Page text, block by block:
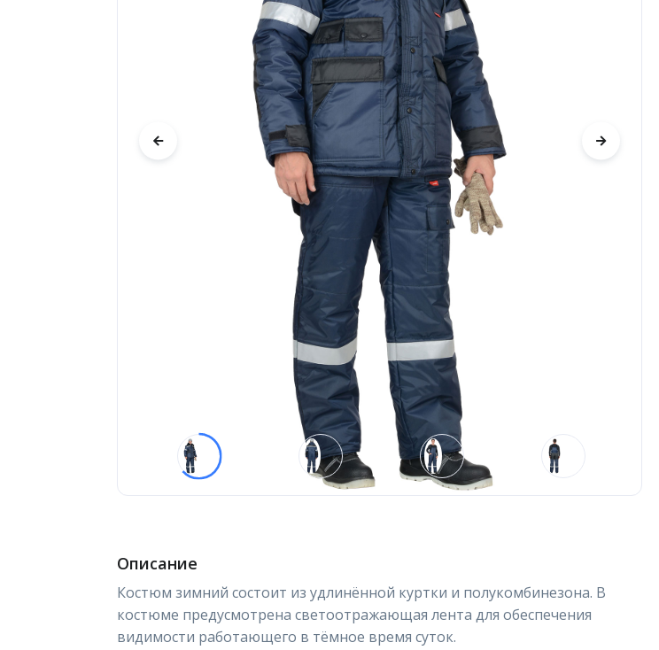
Описание
Костюм зимний состоит из удлинённой куртки и полукомбинезона. В
костюме предусмотрена светоотражающая лента для обеспечения
видимости работающего в тёмное время суток.